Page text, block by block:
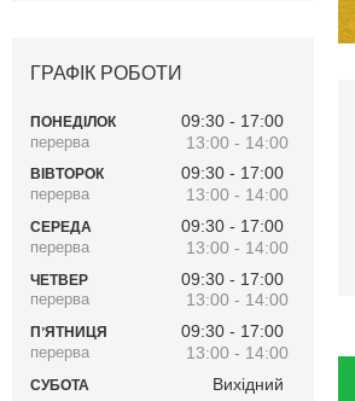
ГРАФІК РОБОТИ
ПОНЕДІЛОК 09:30
17:00
13:00
14:00
ВІВТОРОК 09:30
17:00
13:00
14:00
СЕРЕДА 09:30
17:00
13:00
14:00
ЧЕТВЕР 09:30
17:00
13:00
14:00
ПʼЯТНИЦЯ 09:30
17:00
13:00
14:00
СУБОТА Вихідний